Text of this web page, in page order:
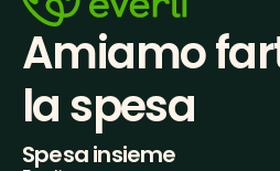
Amiamo
la spesa
Spesa insieme